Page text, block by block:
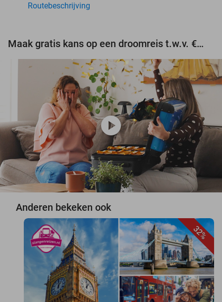
Routebeschrijving
Maak gratis kans op een droomreis t.w.v. €3.000!
play_circle
Anderen bekeken ook
32%